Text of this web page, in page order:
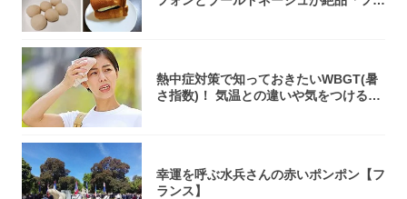
熱中症対策で知っておきたいWBGT(暑
さ指数)！ 気温との違いや気をつけるべ
幸運を呼ぶ水兵さんの赤いポンポン【フ
ランス】